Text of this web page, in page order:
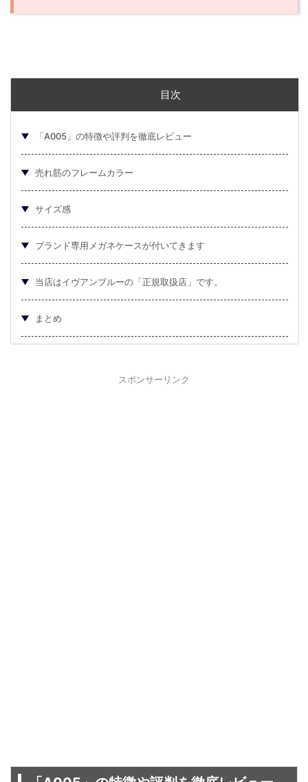
目次
「A005」の特徴や評判を徹底レビュー
売れ筋のフレームカラー
サイズ感
ブランド専用メガネケースが付いてきます
当店はイヴアンブルーの「正規取扱店」です。
まとめ
スポンサーリンク